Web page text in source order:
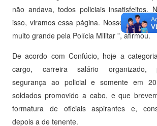
não andava, todos policiais insatisfeitos.
isso, viramos essa página. Nosso governo
muito grande pela Polícia Militar ”, afirmou.
De acordo com Confúcio, hoje a
cargo, carreira salário organizado,
segurança ao policial e somente em
soldados promovido a cabo, e que
formatura de oficiais aspirantes e,
depois a de tenente.